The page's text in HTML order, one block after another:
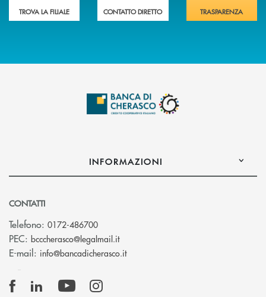
TROVA LA FILIALE CONTATTO DIRETTO TRASPARENZA
INFORMAZIONI
CONTATTI
Telefono: 0172-486700
PEC: bcccherasco@legalmail.it(si apre l’app di posta elettronica)
E-mail: info@bancadicherasco.it(si apre l’app di posta elettronica)